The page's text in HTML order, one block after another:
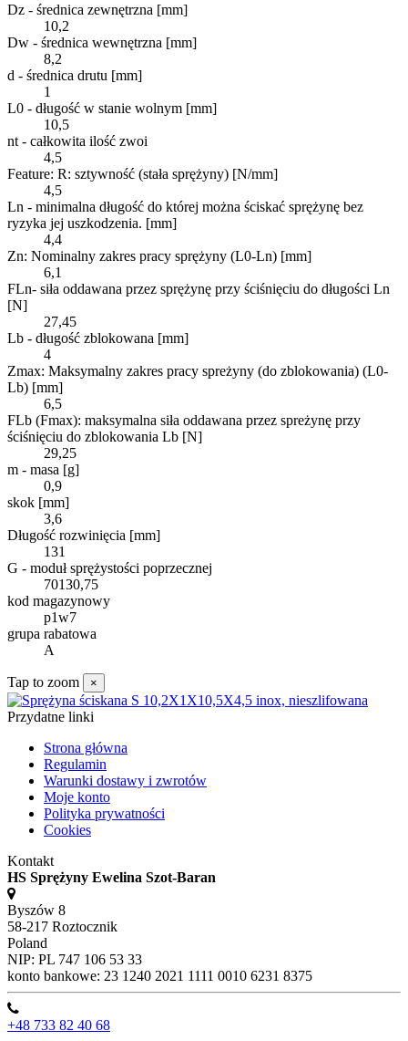
Dz - średnica zewnętrzna [mm]
10,2
Dw - średnica wewnętrzna [mm]
8,2
d - średnica drutu [mm]
1
L0 - długość w stanie wolnym [mm]
10,5
nt - całkowita ilość zwoi
4,5
Feature: R: sztywność (stała sprężyny) [N/mm]
4,5
Ln - minimalna długość do której można ściskać sprężynę bez
ryzyka jej uszkodzenia. [mm]
4,4
Zn: Nominalny zakres pracy sprężyny (L0-Ln) [mm]
6,1
FLn- siła oddawana przez sprężynę przy ściśnięciu do długości Ln
[N]
27,45
Lb - długość zblokowana [mm]
4
Zmax: Maksymalny zakres pracy spreżyny (do zblokowania) (L0-
Lb) [mm]
6,5
FLb (Fmax): maksymalna siła oddawana przez spreżynę przy
ściśnięciu do zblokowania Lb [N]
29,25
m - masa [g]
0,9
skok [mm]
3,6
Długość rozwinięcia [mm]
131
G - moduł sprężystości poprzecznej
70130,75
kod magazynowy
p1w7
grupa rabatowa
A
Tap to zoom ×
Przydatne linki
Strona główna
Regulamin
Warunki dostawy i zwrotów
Moje konto
Polityka prywatności
Cookies
Kontakt
HS Sprężyny Ewelina Szot-Baran
Byszów 8
58-217 Roztocznik
Poland
NIP: PL 747 106 53 33
konto bankowe: 23 1240 2021 1111 0010 6231 8375
+48 733 82 40 68